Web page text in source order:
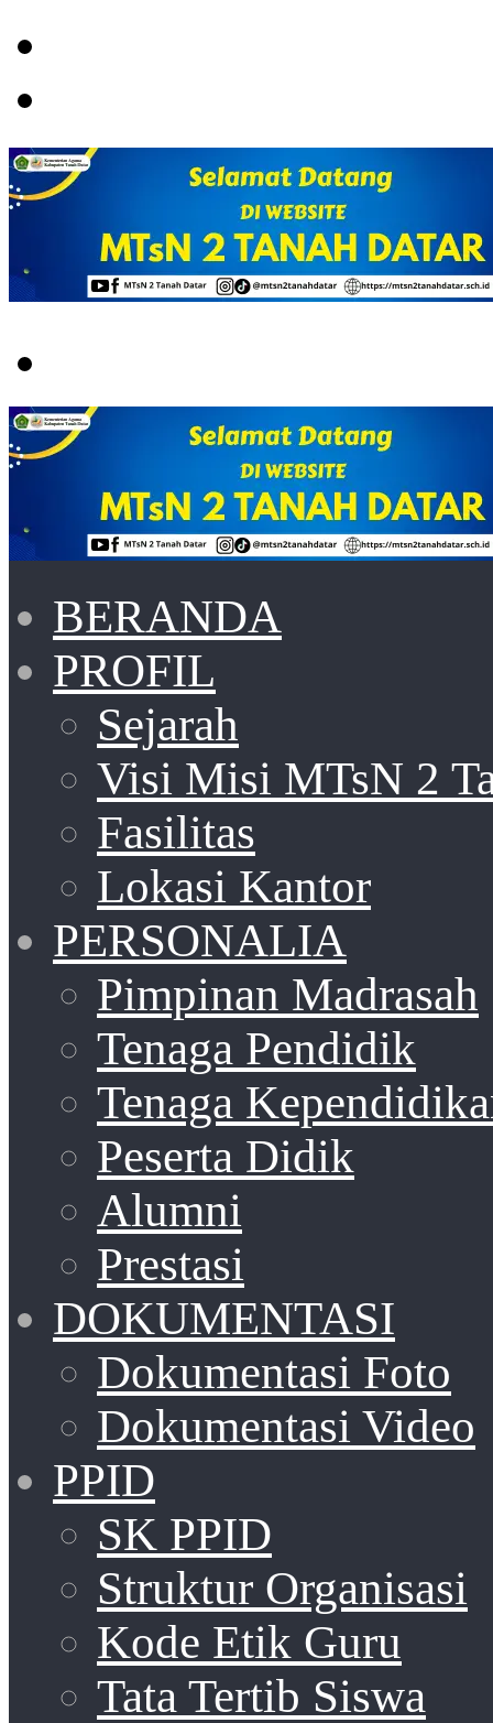
BERANDA
PROFIL
Sejarah
Visi Misi MTsN 2
Fasilitas
Lokasi Kantor
PERSONALIA
Pimpinan Madrasah
Tenaga Pendidik
Tenaga
Peserta Didik
Alumni
Prestasi
DOKUMENTASI
Dokumentasi Foto
Dokumentasi Video
PPID
SK PPID
Struktur Organisasi
Kode Etik Guru
Tata Tertib Siswa